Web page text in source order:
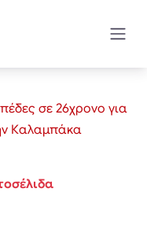
σε 26χρονο για
Καλαμπάκα